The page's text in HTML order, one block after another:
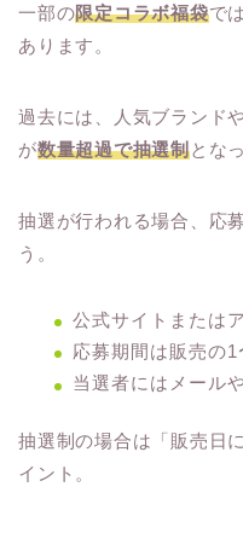
一部の限定コラボ福袋で
あります。
過去には、人気ブランド
が数量超過で抽選制とな
抽選が行われる場合、応
う。
公式サイトまたは
応募期間は販売の1
当選者にはメール
抽選制の場合は「販売日
イント。